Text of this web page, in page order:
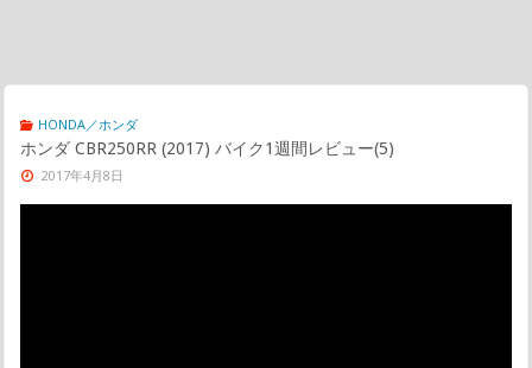
HONDA／ホンダ
ホンダ CBR250RR (2017) バイク1週間レビュー(5)
2017年4月8日